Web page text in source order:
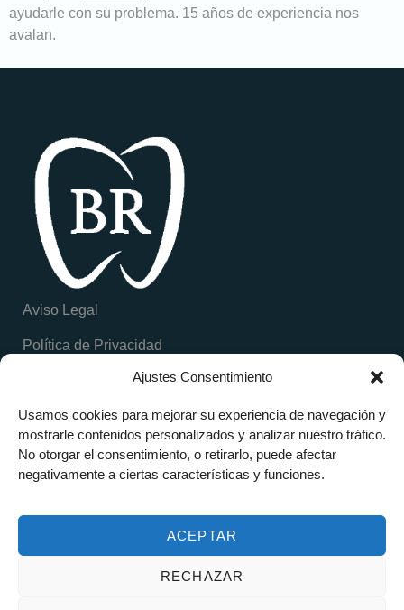
Ajustes Consentimiento
Usamos cookies para mejorar su experiencia de navegación y
mostrarle contenidos personalizados y analizar nuestro tráfico.
No otorgar el consentimiento, o retirarlo, puede afectar
negativamente a ciertas características y funciones.
ACEPTAR
RECHAZAR
ayudarle con su problema. 15 años de experiencia nos
avalan.
Aviso Legal
Política de Privacidad
Política de Cookies
Clinica BR Dental
Implantología Digital 3D
C.Móstoles, Madrid
919 472 470
604 80 15 15